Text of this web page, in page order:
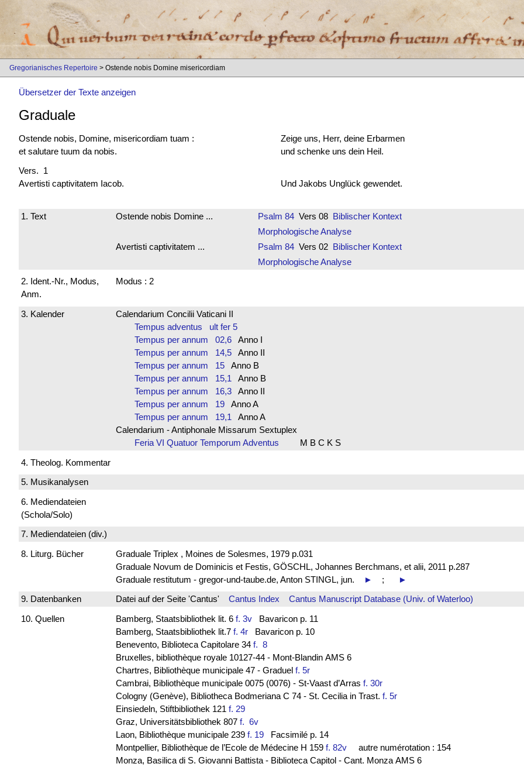
Gregorianisches Repertoire > Ostende nobis Domine misericordiam
Übersetzer der Texte anzeigen
Graduale
Ostende nobis, Domine, misericordiam tuam :
et salutare tuum da nobis.
Zeige uns, Herr, deine Erbarmen
und schenke uns dein Heil.
Vers. 1
Avertisti captivitatem Iacob.
Und Jakobs Unglück gewendet.
1. Text Ostende nobis Domine ... Psalm 84Vers 08 Biblischer Kontext
Morphologische Analyse
Avertisti captivitatem ...
Psalm 84Vers 02 Biblischer Kontext
Morphologische Analyse
2. Ident.-Nr., Modus,
Anm.
Modus : 2
3. Kalender
Calendarium Concilii Vaticani II
Tempus adventus ult fer 5
Tempus per annum 02,6Anno I
Tempus per annum 14,5Anno II
Tempus per annum 15Anno B
Tempus per annum 15,1 Anno B
Tempus per annum 16,3Anno II
Tempus per annum 19Anno A
Tempus per annum 19,1 Anno A
Calendarium - Antiphonale Missarum Sextuplex
Feria VI Quatuor Temporum Adventus
M B C K S
4. Theolog. Kommentar
5. Musikanalysen
6. Mediendateien
(Schola/Solo)
7. Mediendateien (div.)
8. Liturg. Bücher
Graduale Triplex , Moines de Solesmes, 1979 p.031
Graduale Novum de Dominicis et Festis, GÖSCHL, Johannes Berchmans, et alii, 2011 p.287
Graduale restitutum - gregor-und-taube.de, Anton STINGL, jun.
► ;
►
9. Datenbanken
Datei auf der Seite 'Cantus' Cantus Index
Cantus Manuscript Database (Univ. of Waterloo)
10. Quellen
Bamberg, Staatsbibliothek lit. 6 f. 3vBavaricon p. 11
Bamberg, Staatsbibliothek lit.7 f. 4rBavaricon p. 10
Benevento, Biblioteca Capitolare 34 f. 8
Bruxelles, bibliothèque royale 10127-44 - Mont-Blandin AMS 6
Chartres, Bibliothèque municipale 47 - Graduel f. 5r
Cambrai, Bibliothèque municipale 0075 (0076) - St-Vaast d’Arras f. 30r
Cologny (Genève), Bibliotheca Bodmeriana C 74 - St. Cecilia in Trast. f. 5r
Einsiedeln, Stiftbibliothek 121 f. 29
Graz, Universitätsbibliothek 807 f. 6v
Laon, Bibliothèque municipale 239 f. 19Facsimilé p. 14
Montpellier, Bibliothèque de l’Ecole de Médecine H 159 f. 82vautre numérotation : 154
Monza, Basilica di S. Giovanni Battista - Biblioteca Capitol - Cant. Monza AMS 6